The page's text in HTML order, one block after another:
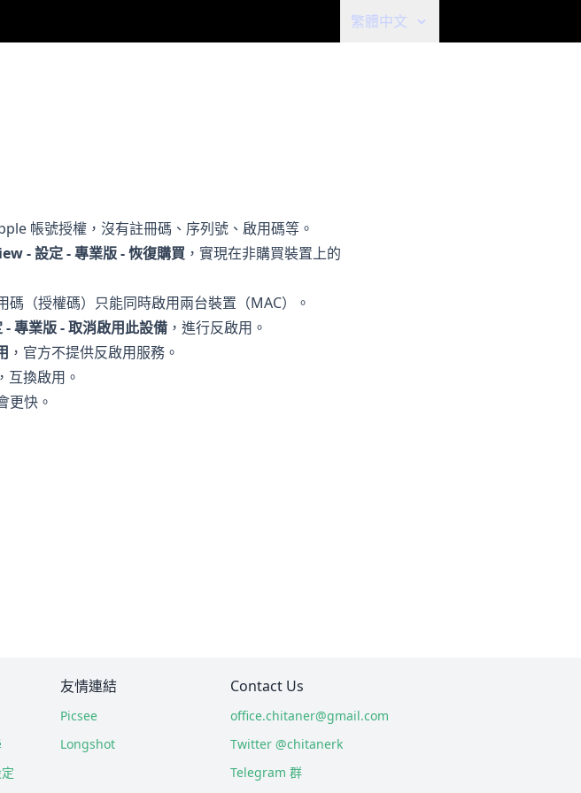
繁體中文
帳號授權，沒有註冊碼、序列號、啟用碼等。
- 設定 - 專業版 - 恢復購買 ，實現在非購買裝置上的
（授權碼）只能同時啟用兩台裝置（MAC）。
專業版 - 取消啟用此設備 ，進行反啟用。
，官方不提供反啟用服務。
互換啟用。
更快。
友情連結
Picsee
Longshot
Contact Us
office.chitaner@gmail.com
Twitter @chitanerk
Telegram 群